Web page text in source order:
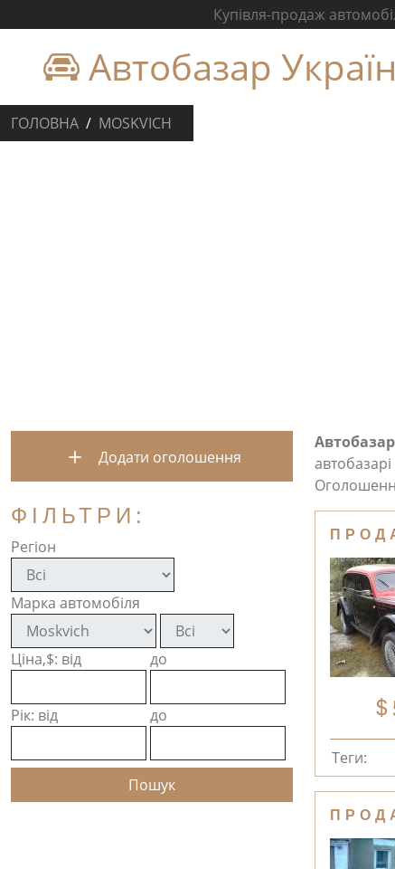
Купівля-продаж
Автобазар
ГОЛОВНА MOSKVICH
Додати оголошення
ФІЛЬТРИ:
Регіон
Марка автомобіля
Ціна,$: від до
Рік: від до
Теги: